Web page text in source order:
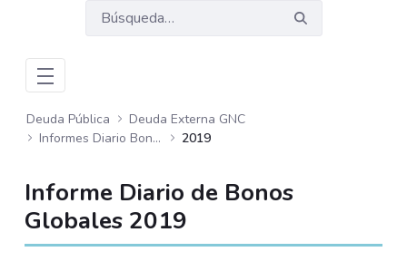
Deuda Pública
Deuda Externa GNC
Informes Diario Bonos Globales
2019
Informe Diario de Bonos
Globales 2019